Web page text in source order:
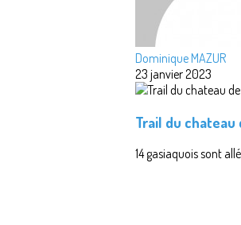
Dominique MAZUR
23 janvier 2023
Trail du
14 gasiaquois sont